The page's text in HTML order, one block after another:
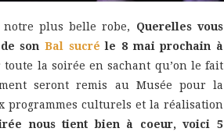
plus belle robe, Querelles vous
sonBal sucré le 8 mai prochain à
la soirée en sachant qu’on le fait
seront remis au Musée pour la
programmes culturels et la réalisation
nous tient bien à coeur, voici 5